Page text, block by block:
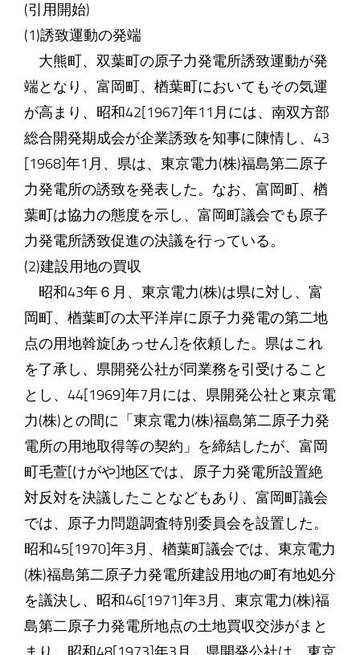
(引用開始)
(1)誘致運動の発端
大熊町、双葉町の原子力発電所誘致運動が発
端となり、富岡町、楢葉町においてもその気運
が高まり、昭和42[1967]年11月には、南双方部
総合開発期成会が企業誘致を知事に陳情し、43
[1968]年1月、県は、東京電力(株)福島第二原子
力発電所の誘致を発表した。なお、富岡町、楢
葉町は協力の態度を示し、富岡町議会でも原子
力発電所誘致促進の決議を行っている。
(2)建設用地の買収
昭和43年６月、東京電力(株)は県に対し、富
岡町、楢葉町の太平洋岸に原子力発電の第二地
点の用地斡旋[あっせん]を依頼した。県はこれ
を了承し、県開発公社が同業務を引受けること
とし、44[1969]年7月には、県開発公社と東京電
力(株)との間に「東京電力(株)福島第二原子力発
電所の用地取得等の契約」を締結したが、富岡
町毛萱[けがや]地区では、原子力発電所設置絶
対反対を決議したことなどもあり、富岡町議会
では、原子力問題調査特別委員会を設置した。
昭和45[1970]年3月、楢葉町議会では、東京電力
(株)福島第二原子力発電所建設用地の町有地処分
を議決し、昭和46[1971]年3月、東京電力(株)福
島第二原子力発電所地点の土地買収交渉がまと